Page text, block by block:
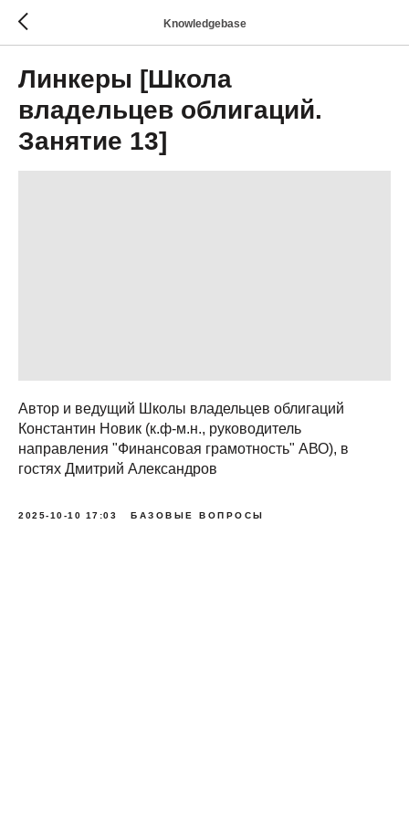
Knowledgebase
Линкеры [Школа
владельцев облигаций.
Занятие 13]
Автор и ведущий Школы владельцев облигаций
Константин Новик (к.ф-м.н., руководитель
направления "Финансовая грамотность" АВО), в
гостях Дмитрий Александров
2025-10-10 17:03 БАЗОВЫЕ ВОПРОСЫ